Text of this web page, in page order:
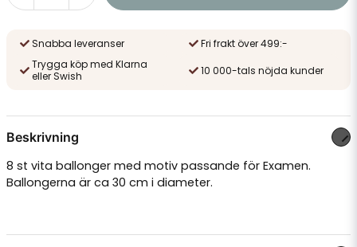
Snabba leveranser
Fri frakt över 499:-
Trygga köp med Klarna
eller Swish
10 000-tals nöjda kunder
Beskrivning
8 st vita ballonger med motiv passande för Examen.
Ballongerna är ca 30 cm i diameter.